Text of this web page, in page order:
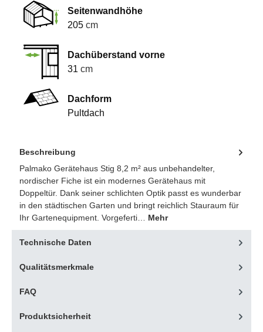
Seitenwandhöhe
205 cm
Dachüberstand vorne
31 cm
Dachform
Pultdach
Beschreibung
Palmako Gerätehaus Stig 8,2 m² aus unbehandelter,
nordischer Fiche ist ein modernes Gerätehaus mit
Doppeltür. Dank seiner schlichten Optik passt es wunderbar
in den städtischen Garten und bringt reichlich Stauraum für
Ihr Gartenequipment. Vorgeferti… Mehr
Technische Daten
Qualitätsmerkmale
FAQ
Produktsicherheit